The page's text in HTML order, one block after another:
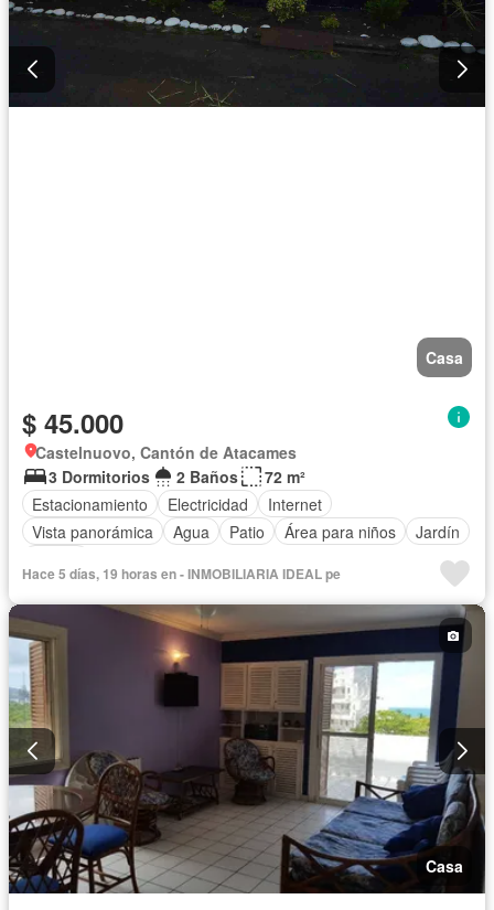
Casa
$ 45.000
Castelnuovo, Cantón de Atacames
3 Dormitorios
2 Baños
72 m²
Estacionamiento
Electricidad
Internet
Vista panorámica
Agua Patio Área para niños
Jardín
Hace 5 días, 19 horas en - INMOBILIARIA IDEAL pe
Casa